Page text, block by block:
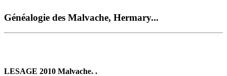
Généalogie des Malvache, Hermary...
LESAGE 2010 Malvache. .